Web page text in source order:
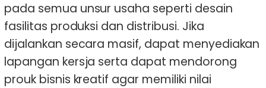
pada semua unsur usaha seperti desain
fasilitas produksi dan distribusi. Jika
dijalankan secara masif, dapat menyediakan
lapangan kersja serta dapat mendorong
prouk bisnis kreatif agar memiliki nilai